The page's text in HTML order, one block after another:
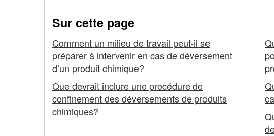
déversement
produit
chimique
Sur cette page
Comment un milieu de travail peut-il se
préparer à intervenir en cas de déversement
d’un produit chimique?
Que devrait inclure une procédure de
confinement des déversements de produits
chimiques?